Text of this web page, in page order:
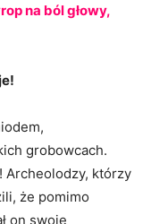
na ból głowy,
grobowcach.
Archeolodzy, którzy
że pomimo
on swoje